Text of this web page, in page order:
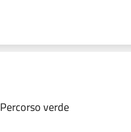
Percorso verde